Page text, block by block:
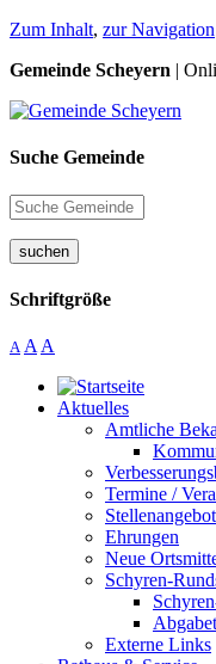
Zum Inhalt, zur Navigation
Gemeinde Scheyern |
Suche Gemeinde
suchen
Schriftgröße
A A A
Aktuelles
Amtliche
Termine /
Ehrungen
Neue
Schyren-
Externe Links